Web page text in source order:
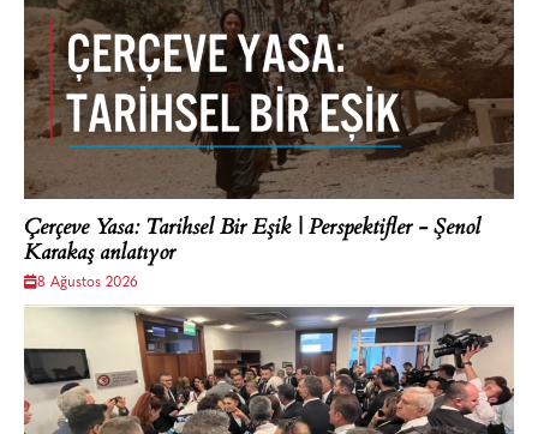
Çerçeve Yasa: Tarihsel Bir Eşik | Perspektifler - Şenol
Karakaş anlatıyor
8 Ağustos 2026